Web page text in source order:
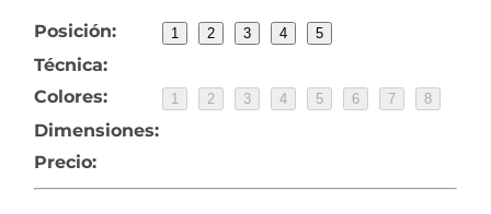
Posición: 1 2 3 4 5
Técnica:
Colores:
1 2 3 4 5 6 7 8
Dimensiones:
Precio: